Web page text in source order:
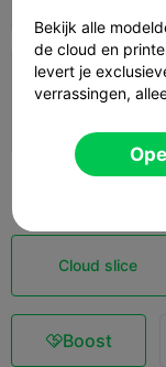
Cloud slice
Boost
Bekijk alle
de cloud en
levert je
verrassingen,